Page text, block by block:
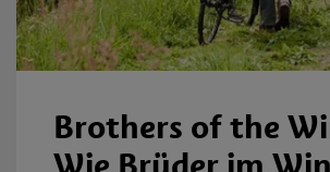
Brothers of the